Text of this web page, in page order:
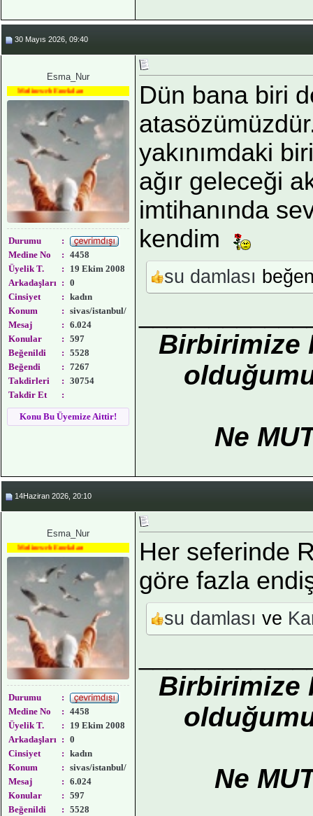
30 Mayıs 2026, 09:40
Esma_Nur
Medineweb Emekdarı
Durumu
:
Medine No
: 4458
Üyelik T.
:
19 Ekim 2008
Arkadaşları : 0
Cinsiyet
: kadın
Konum
: sivas/istanbul/
Mesaj
: 6.024
Konular
: 597
Beğenildi
: 5528
Beğendi
: 7267
Takdirleri
: 30754
Takdir Et
:
Konu Bu Üyemize Aittir!
Dün bana biri
yakınımdaki
ağır geleceği
imtihanında
kendim
su damlası
Birbirimize
Ne
14Haziran 2026, 20:10
Esma_Nur
Medineweb Emekdarı
Durumu
:
Medine No
: 4458
Üyelik T.
:
19 Ekim 2008
Arkadaşları : 0
Cinsiyet
: kadın
Konum
: sivas/istanbul/
Mesaj
: 6.024
Konular
: 597
Beğenildi
: 5528
Her seferinde
göre fazla
su damlası ve
Birbirimize
Ne